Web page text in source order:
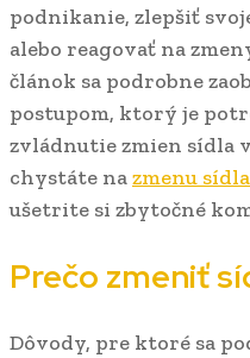
podnikanie, zlepšiť
alebo reagovať na
článok sa podrobne
postupom, ktorý je
zvládnutie zmien sídla
chystáte nazmenu
ušetrite si zbytočné
Prečo zmeniť
Dôvody, pre ktoré sa